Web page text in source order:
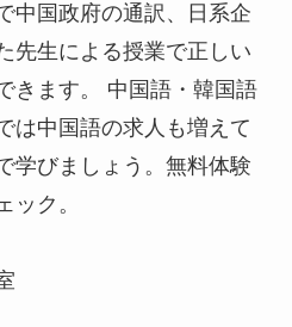
中国政府の通訳、日系企
先生による授業で正しい
きます。 中国語・韓国語
は中国語の求人も増えて
学びましょう。無料体験
ック。